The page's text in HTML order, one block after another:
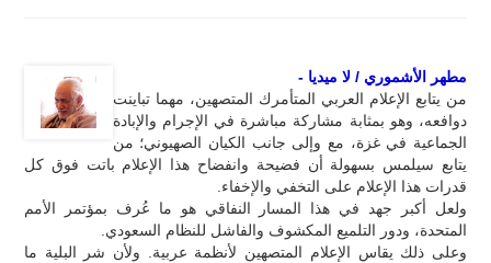
مطهر الأشموري / لا ميديا -
من يتابع الإعلام العربي المتأمرك المتصهين، مهما تباينت
دوافعه، وهو بمثابة مشاركة مباشرة في الإجرام والإبادة
الجماعية في غزة، مع وإلى جانب الكيان الصهيوني؛ من
يتابع سيلمس بسهولة أن فضيحة وانفضاح هذا الإعلام باتت فوق كل
قدرات هذا الإعلام على التخفي والإخفاء.
ولعل أكبر جهد في هذا المسار النفاقي هو ما عُرف بمؤتمر الأمم
المتحدة، ودور التلميع المكشوف والفاشل للنظام السعودي.
وعلى ذلك يقاس الإعلام المتصهين لأنظمة عربية. ولأن شر البلية ما